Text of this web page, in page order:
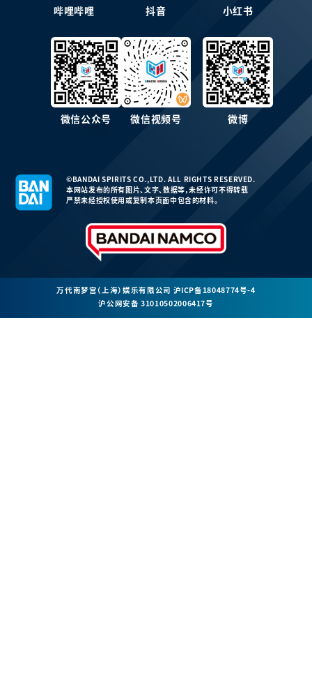
哔哩哔哩 抖音 小红书
微信公众号 微信视频号 微博
©BANDAI SPIRITS CO.,LTD. ALL RIGHTS RESERVED.
本网站发布的所有图片、文字、数据等，未经许可不得转载
严禁未经授权使用或复制本页面中包含的材料。
万代南梦宫（上海）娱乐有限公司 沪ICP备18048774号-4
沪公网安备 31010502006417号